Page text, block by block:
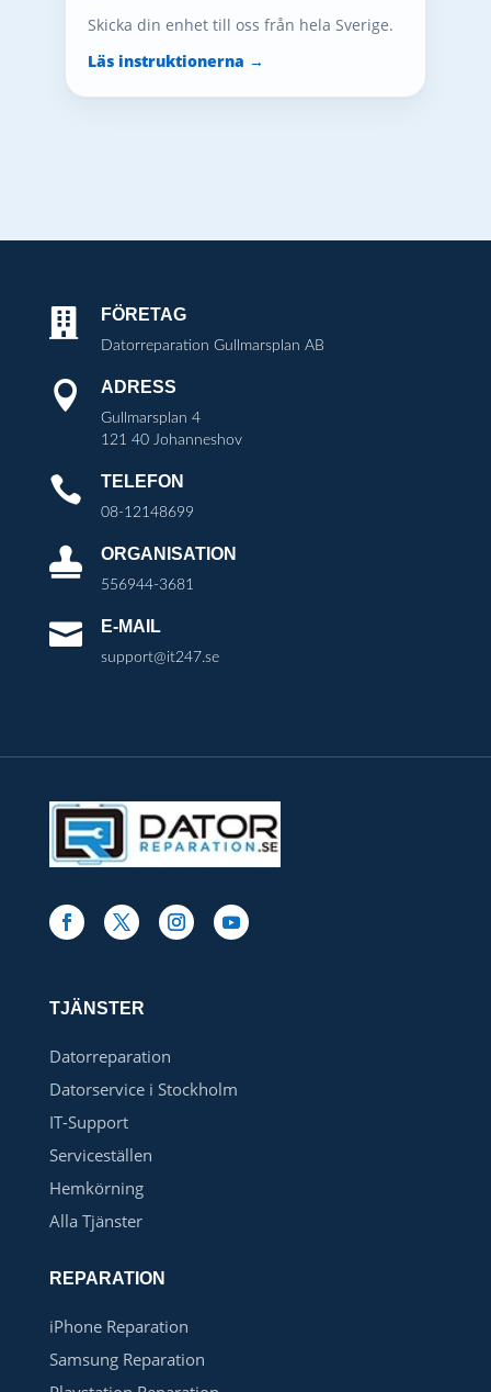
Skicka din enhet till oss från hela Sverige.
Läs instruktionerna →
 FÖRETAG
Datorreparation Gullmarsplan AB
 ADRESS
Gullmarsplan 4
121 40 Johanneshov
 TELEFON
08-12148699
 ORGANISATION
556944-3681
 E-MAIL
support@it247.se
TJÄNSTER
Datorreparation
Datorservice i Stockholm
IT-Support
Serviceställen
Hemkörning
Alla Tjänster
REPARATION
iPhone Reparation
Samsung Reparation